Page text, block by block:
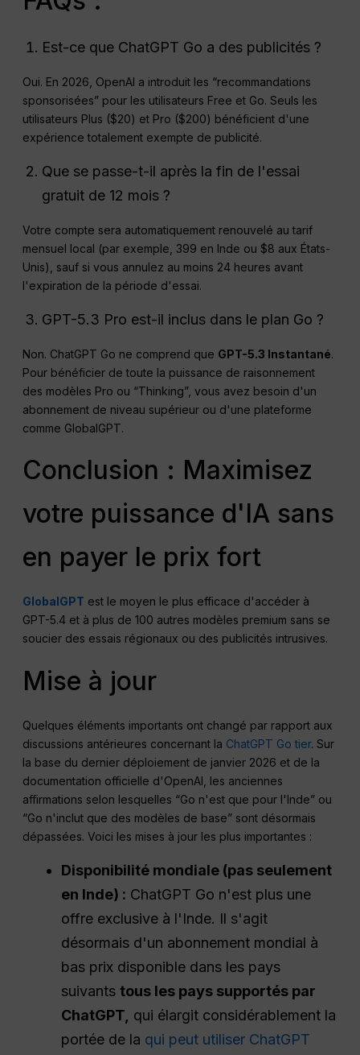
Est-ce que ChatGPT Go a des publicités ?
Oui. En 2026, OpenAI a introduit les “recommandations
sponsorisées” pour les utilisateurs Free et Go. Seuls les
utilisateurs Plus ($20) et Pro ($200) bénéficient d'une
expérience totalement exempte de publicité.
Que se passe-t-il après la fin de l'essai
gratuit de 12 mois ?
Votre compte sera automatiquement renouvelé au tarif
mensuel local (par exemple, ₹399 en Inde ou $8 aux États-
Unis), sauf si vous annulez au moins 24 heures avant
l'expiration de la période d'essai.
GPT-5.3 Pro est-il inclus dans le plan Go ?
Non. ChatGPT Go ne comprend que GPT-5.3 Instantané.
Pour bénéficier de toute la puissance de raisonnement
des modèles Pro ou “Thinking”, vous avez besoin d'un
abonnement de niveau supérieur ou d'une plateforme
comme GlobalGPT.
Conclusion : Maximisez
votre puissance d'IA sans
en payer le prix fort
GlobalGPT est le moyen le plus efficace d'accéder à
GPT-5.4 et à plus de 100 autres modèles premium sans se
soucier des essais régionaux ou des publicités intrusives.
Mise à jour
Quelques éléments importants ont changé par rapport aux
discussions antérieures concernant la ChatGPT Go tier. Sur
la base du dernier déploiement de janvier 2026 et de la
documentation officielle d'OpenAI, les anciennes
affirmations selon lesquelles “Go n'est que pour l'Inde” ou
“Go n'inclut que des modèles de base” sont désormais
dépassées. Voici les mises à jour les plus importantes :
Disponibilité mondiale (pas seulement
en Inde) : ChatGPT Go n'est plus une
offre exclusive à l'Inde. Il s'agit
désormais d'un abonnement mondial à
bas prix disponible dans les pays
suivantstous les pays supportés par
ChatGPT, qui élargit considérablement la
portée de la qui peut utiliser ChatGPT